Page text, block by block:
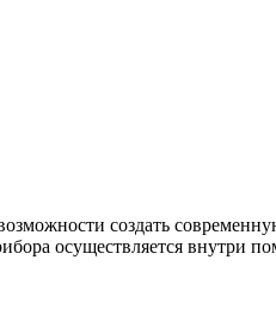
создать
осуществляется внутри